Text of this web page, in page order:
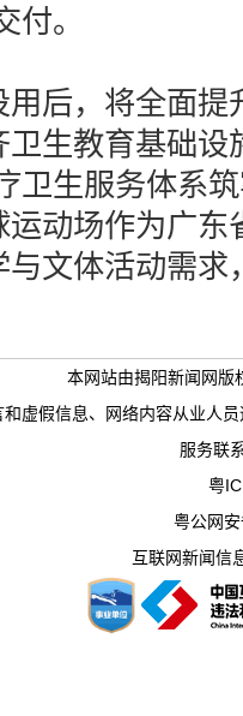
付。
后，将全面提
生教育基础设
卫生服务体系
动场作为广东
文体活动需求
本网站由揭阳新闻网版
虚假信息、网络内容从业人
服务联
粤
粤公网
互联网新闻信